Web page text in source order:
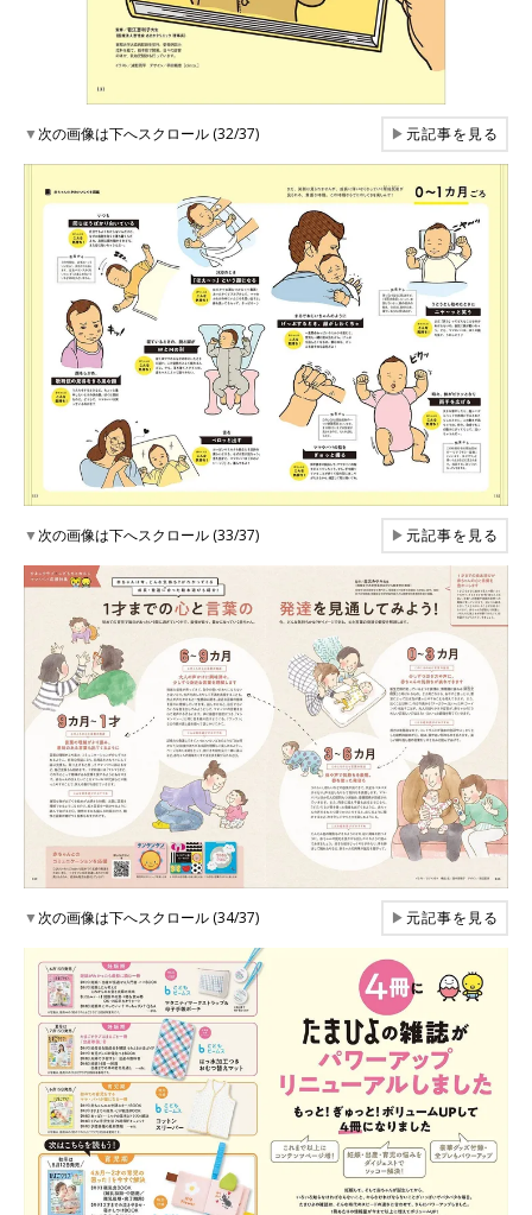
▼次の画像は下へスクロール (32/37) ▶元記事を見る
▼次の画像は下へスクロール (33/37) ▶元記事を見る
▼次の画像は下へスクロール (34/37) ▶元記事を見る